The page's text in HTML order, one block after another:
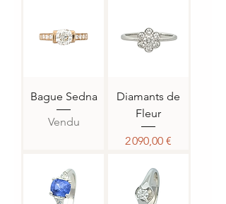
Bague Sedna
Vendu
Diamants de
Fleur
Prix
2 090,00 €